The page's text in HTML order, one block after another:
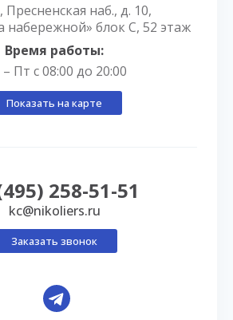
Пресненская наб., д. 10,
набережной» блок С, 52 этаж
Время работы:
Пт с 08:00 до 20:00
Показать на карте
258-51-51
kc@nikoliers.ru
Заказать звонок